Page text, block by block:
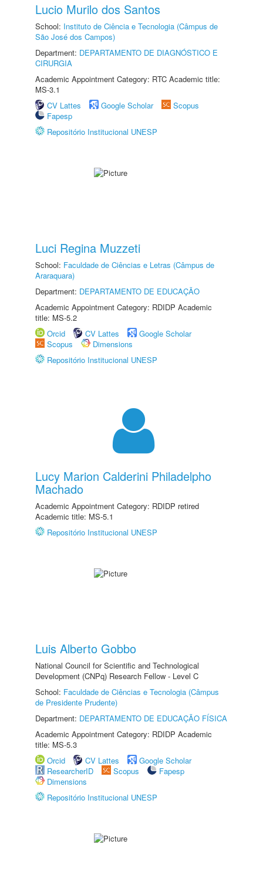
Lucio Murilo dos Santos
School: Instituto de Ciência e Tecnologia (Câmpus de
São José dos Campos)
Department: DEPARTAMENTO DE DIAGNÓSTICO E
CIRURGIA
Academic Appointment Category: RTC Academic title:
MS-3.1
CV Lattes
Google Scholar
Scopus
Fapesp
Repositório Institucional UNESP
Luci Regina Muzzeti
School: Faculdade de Ciências e Letras (Câmpus de
Araraquara)
Department: DEPARTAMENTO DE EDUCAÇÃO
Academic Appointment Category: RDIDP Academic
title: MS-5.2
Orcid
CV Lattes
Google Scholar
Scopus
Dimensions
Repositório Institucional UNESP
Lucy Marion Calderini Philadelpho
Machado
Academic Appointment Category: RDIDP retired
Academic title: MS-5.1
Repositório Institucional UNESP
Luis Alberto Gobbo
National Council for Scientific and Technological
Development (CNPq) Research Fellow - Level C
School: Faculdade de Ciências e Tecnologia (Câmpus
de Presidente Prudente)
Department: DEPARTAMENTO DE EDUCAÇÃO FÍSICA
Academic Appointment Category: RDIDP Academic
title: MS-5.3
Orcid
CV Lattes
Google Scholar
ResearcherID
Scopus
Fapesp
Dimensions
Repositório Institucional UNESP